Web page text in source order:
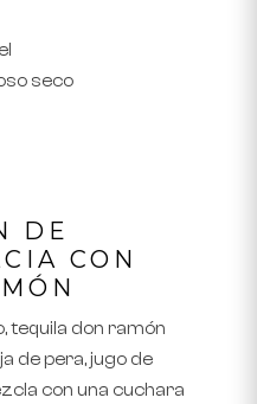
seco
DE
CON
tequila don ramón
de pera, jugo de
con una cuchara